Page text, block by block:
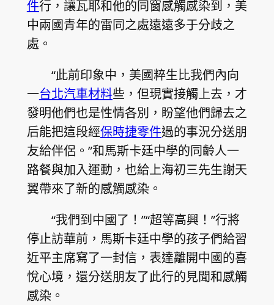
件行，讓瓦耶和他的同窗感觸感染到，美
中兩國青年的雷同之處遠遠多于分歧之
處。
“此前印象中，美國粹生比我們內向
一台北汽車材料些，但現實接觸上去，才
發明他們也是性情各別，盼望他們歸去之
后能把這段經保時捷零件過的事況分送朋
友給伴侶。”和馬斯卡廷中學的同齡人一
路餐與加入運動，也給上海初三先生謝天
翼帶來了新的感觸感染。
“我們到中國了！”“超等高興！”行將
停止訪華前，馬斯卡廷中學的孩子們給習
近平主席寫了一封信，表達離開中國的喜
悅心境，還分送朋友了此行的見聞和感觸
感染。